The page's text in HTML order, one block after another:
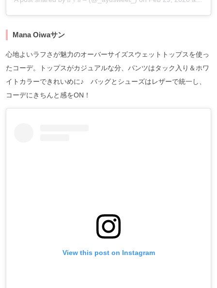
Mana Oiwaサン
心地よいラフさが魅力のオーバーサイズスウェットトップスを使っ
たコーデ。トップスがカジュアルな分、パンツはタック入り＆ホワ
イトカラーできれいめに♪ バッグとシューズはレザーで統一し、
コーデにきちんと感をON！
View this post on Instagram